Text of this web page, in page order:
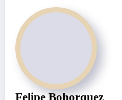
Felipe Bohorquez